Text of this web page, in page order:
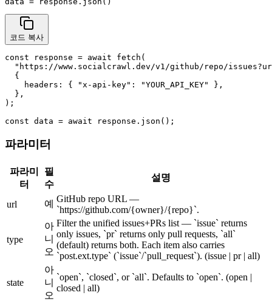
코드 복사
const response = await fetch(
"https://www.socialcrawl.dev/v1/github/repo/
  {
    headers: { "x-api-key": "YOUR_API_KEY" },
  },
);
const data = await response.json();
파라미터
파라미
터
필
수
설명
url 예 GitHub repo URL —
`https://github.com/{owner}/{repo}`.
type
아
니
오
Filter the unified issues+PRs list — `issue` returns
only issues, `pr` returns only pull requests, `all`
(default) returns both. Each item also carries
`post.ext.type` (`issue`/`pull_request`). (issue | pr | all)
state
아
니
오
`open`, `closed`, or `all`. Defaults to `open`. (open |
closed | all)